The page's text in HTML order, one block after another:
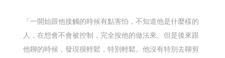
「一開始跟他接觸的時候有點害怕，不知道他是什麼樣的
人，在想會不會被控制，完全按他的做法來。但是後來跟
他聊的時候，發現很輕鬆，特別輕鬆。他沒有特別去聊剪